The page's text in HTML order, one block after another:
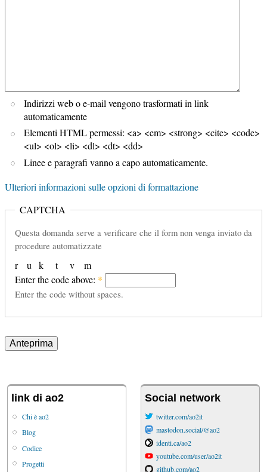
Indirizzi web o e-mail vengono trasformati in link
automaticamente
Elementi HTML permessi: <a> <em> <strong> <cite> <code>
<ul> <ol> <li> <dl> <dt> <dd>
Linee e paragrafi vanno a capo automaticamente.
Ulteriori informazioni sulle opzioni di formattazione
CAPTCHA
Questa domanda serve a verificare che il form non venga inviato da
procedure automatizzate
r u k t m
v
Enter the code above: *
Enter the code without spaces.
link di ao2
Chi è ao2
Blog
Codice
Progetti
Social network
twitter.com/ao2it
mastodon.social/@ao2
identi.ca/ao2
youtube.com/user/ao2it
github.com/ao2